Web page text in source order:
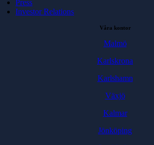
Press
Investor Relations
Våra kontor
Malmö
Karlskrona
Karlshamn
Växjö
Kalmar
Jönköping